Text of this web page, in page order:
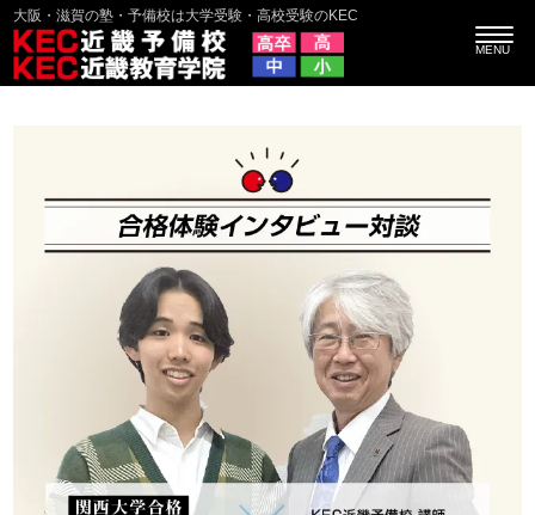
大阪・滋賀の塾・予備校は大学受験・高校受験のKEC